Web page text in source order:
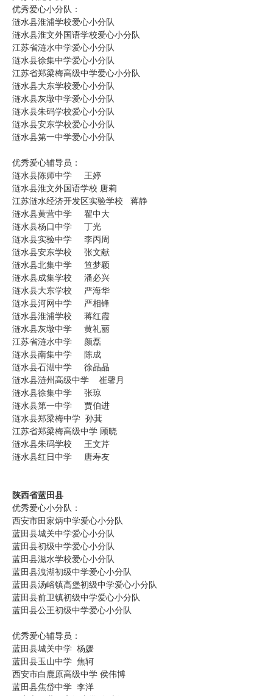
优秀爱心小分队：
涟水县淮浦学校爱心小分队
涟水县淮文外国语学校爱心小分队
江苏省涟水中学爱心小分队
涟水县徐集中学爱心小分队
江苏省郑梁梅高级中学爱心小分队
涟水县大东学校爱心小分队
涟水县灰墩中学爱心小分队
涟水县朱码学校爱心小分队
涟水县安东学校爱心小分队
涟水县第一中学爱心小分队
优秀爱心辅导员：
涟水县陈师中学 王婷
涟水县淮文外国语学校 唐莉
江苏涟水经济开发区实验学校 蒋静
涟水县黄营中学 翟中大
涟水县杨口中学 丁光
涟水县实验中学 李丙周
涟水县安东学校 张文献
涟水县北集中学 笪梦颖
涟水县成集学校 潘必兴
涟水县大东学校 严海华
涟水县河网中学 严相锋
涟水县淮浦学校 蒋红霞
涟水县灰墩中学 黄礼丽
江苏省涟水中学 颜磊
涟水县南集中学 陈成
涟水县石湖中学 徐晶晶
涟水县涟州高级中学 崔馨月
涟水县徐集中学 张琼
涟水县第一中学 贾伯进
涟水县郑梁梅中学 孙萁
江苏省郑梁梅高级中学 顾晓
涟水县朱码学校 王文芹
涟水县红日中学 唐寿友
陕西省蓝田县
优秀爱心小分队：
西安市田家炳中学爱心小分队
蓝田县城关中学爱心小分队
蓝田县初级中学爱心小分队
蓝田县滋水学校爱心小分队
蓝田县洩湖初级中学爱心小分队
蓝田县汤峪镇高堡初级中学爱心小分队
蓝田县前卫镇初级中学爱心小分队
蓝田县公王初级中学爱心小分队
优秀爱心辅导员：
蓝田县城关中学 杨媛
蓝田县玉山中学 焦轲
西安市白鹿原高级中学 侯伟博
蓝田县焦岱中学 李洋